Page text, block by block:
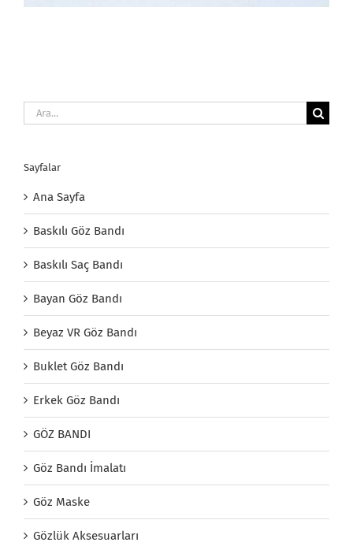
Ara:
Sayfalar
Ana Sayfa
Baskılı Göz Bandı
Baskılı Saç Bandı
Bayan Göz Bandı
Beyaz VR Göz Bandı
Buklet Göz Bandı
Erkek Göz Bandı
GÖZ BANDI
Göz Bandı İmalatı
Göz Maske
Gözlük Aksesuarları